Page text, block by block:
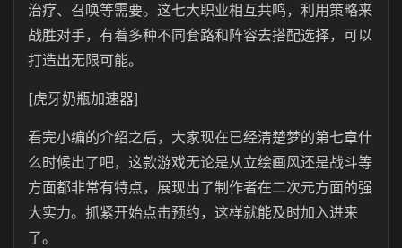
治疗、召唤等需要。这七大职业相互共鸣，利用策略来
战胜对手，有着多种不同套路和阵容去搭配选择，可以
打造出无限可能。
[虎牙奶瓶加速器]
看完小编的介绍之后，大家现在已经清楚梦的第七章什
么时候出了吧，这款游戏无论是从立绘画风还是战斗等
方面都非常有特点，展现出了制作者在二次元方面的强
大实力。抓紧开始点击预约，这样就能及时加入进来
了。